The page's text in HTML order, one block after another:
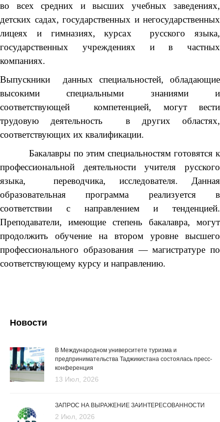
во всех средних и высших учебных заведениях,
детских садах, государственных и негосударственных
лицеях и гимназиях, курсах русского языка,
государственных учреждениях и в частных
компаниях.
Выпускники данных специальностей, обладающие
высокими специальными знаниями и
соответствующей компетенцией, могут вести
трудовую деятельность в других областях,
соответствующих их квалификации.
Бакалавры по этим специальностям готовятся к
профессиональной деятельности учителя русского
языка, переводчика, исследователя. Данная
образовательная программа реализуется в
соответствии с направлением и тенденцией.
Преподаватели, имеющие степень бакалавра, могут
продолжить обучение на втором уровне высшего
профессионального образования — магистратуре по
соответствующему курсу и направлению.
Новости
В Международном университете туризма и
предпринимательства Таджикистана состоялась пресс-
конференция
13 Июл, 2026
ЗАПРОС НА ВЫРАЖЕНИЕ ЗАИНТЕРЕСОВАННОСТИ
2 Июл, 2026